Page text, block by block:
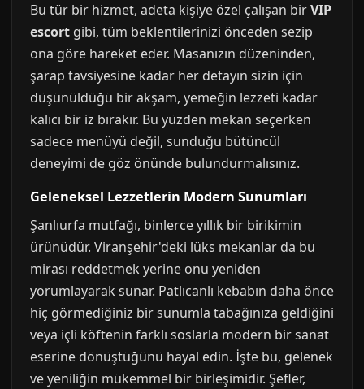
Bu tür bir hizmet, adeta kişiye özel çalışan birVIP
escort gibi, tüm beklentilerinizi önceden sezip
ona göre hareket eder. Masanızın düzeninden,
şarap tavsiyesine kadar her detayın sizin için
düşünüldüğü bir akşam, yemeğin lezzeti kadar
kalıcı bir iz bırakır. Bu yüzden mekan seçerken
sadece menüyü değil, sunduğu bütüncül
deneyimi de göz önünde bulundurmalısınız.
Geleneksel Lezzetlerin Modern Sunumları
Şanlıurfa mutfağı, binlerce yıllık bir birikimin
ürünüdür. Viranşehir'deki lüks mekanlar da bu
mirası reddetmek yerine onu yeniden
yorumlayarak sunar. Patlıcanlı kebabın daha önce
hiç görmediğiniz bir sunumla tabağınıza geldiğini
veya içli köftenin farklı soslarla modern bir sanat
eserine dönüştüğünü hayal edin. İşte bu, gelenek
ve yeniliğin mükemmel bir birleşimidir. Şefler,